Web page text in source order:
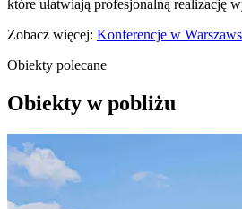
które ułatwiają profesjonalną realizację
Zobacz więcej: Konferencje w
Obiekty polecane
Obiekty w pobliżu